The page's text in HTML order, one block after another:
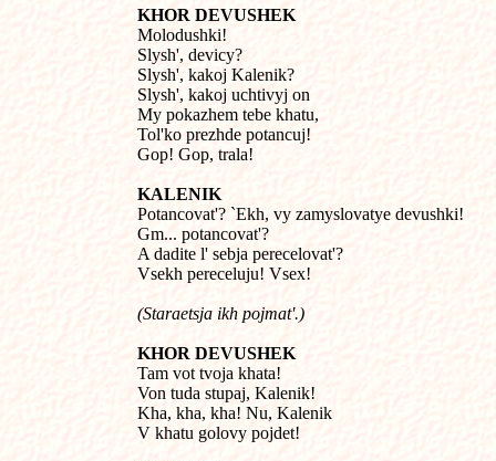
KHOR DEVUSHEK
Molodushki!
Slysh', devicy?
Slysh', kakoj Kalenik?
Slysh', kakoj uchtivyj on
My pokazhem tebe khatu,
Tol'ko prezhde potancuj!
KALENIK
Potancovat'? `Ekh, vy zamyslovatye devushki!
Gm... potancovat'?
A dadite l' sebja perecelovat'?
Vsekh pereceluju! Vsex!
(Staraetsja ikh pojmat'.)
KHOR DEVUSHEK
Tam vot tvoja khata!
Von tuda stupaj, Kalenik!
Kha, kha, kha! Nu, Kalenik
V khatu golovy pojdet!